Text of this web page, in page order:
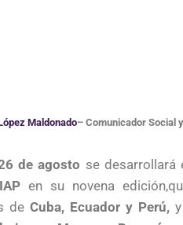
Maldonado– Comunicador Social
de agosto se desarrollará
en su novena
de Cuba, Ecuador y Perú,y